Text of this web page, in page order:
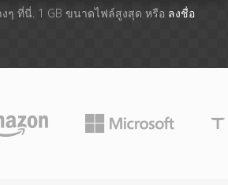
งๆ​ ที่นี่. 1 GB ขนาดไฟล์สูงสุด หรือ ลงชื่อ